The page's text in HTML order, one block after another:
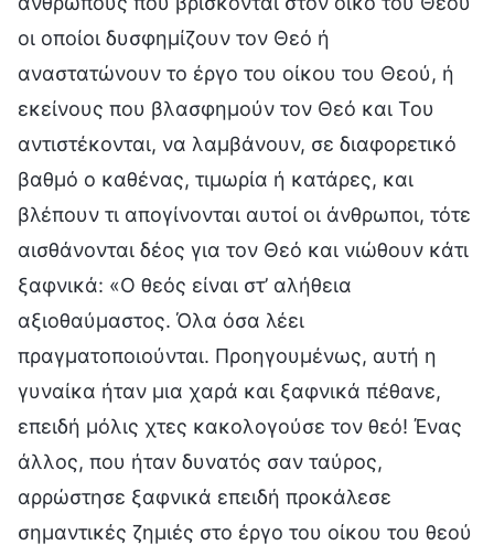
οι οποίοι δυσφημίζουν τον Θεό ή
αναστατώνουν το έργο του οίκου του Θεού, ή
εκείνους που βλασφημούν τον Θεό και Του
αντιστέκονται, να λαμβάνουν, σε διαφορετικό
βαθμό ο καθένας, τιμωρία ή κατάρες, και
βλέπουν τι απογίνονται αυτοί οι άνθρωποι, τότε
αισθάνονται δέος για τον Θεό και νιώθουν κάτι
ξαφνικά: «Ο θεός είναι στ’ αλήθεια
αξιοθαύμαστος. Όλα όσα λέει
πραγματοποιούνται. Προηγουμένως, αυτή η
γυναίκα ήταν μια χαρά και ξαφνικά πέθανε,
επειδή μόλις χτες κακολογούσε τον θεό! Ένας
άλλος, που ήταν δυνατός σαν ταύρος,
αρρώστησε ξαφνικά επειδή προκάλεσε
σημαντικές ζημιές στο έργο του οίκου του θεού